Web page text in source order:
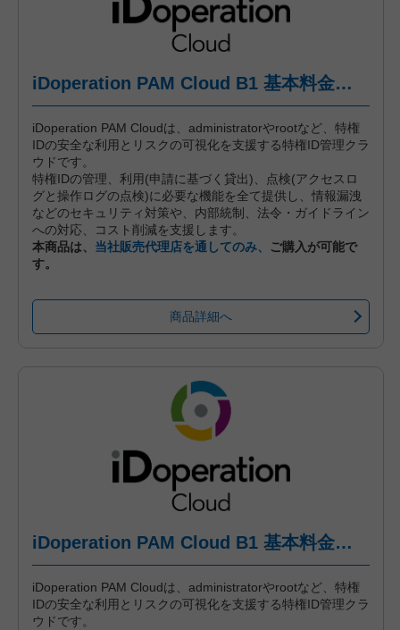
iDoperation PAM Cloud B1 基本料金（年間プラン、一括前払い）
iDoperation PAM Cloudは、administratorやrootなど、特権
IDの安全な利用とリスクの可視化を支援する特権ID管理クラ
ウドです。
特権IDの管理、利用(申請に基づく貸出)、点検(アクセスロ
グと操作ログの点検)に必要な機能を全て提供し、情報漏洩
などのセキュリティ対策や、内部統制、法令・ガイドライン
への対応、コスト削減を支援します。
本商品は、 当社販売代理店を通してのみ、
ご購入が可能で
す。
商品詳細へ
iDoperation PAM Cloud B1 基本料金（年間プラン、月々後払い）
iDoperation PAM Cloudは、administratorやrootなど、特権
IDの安全な利用とリスクの可視化を支援する特権ID管理クラ
ウドです。